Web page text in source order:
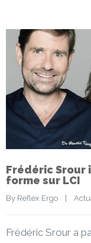
Frédéric Srour
forme sur LCI
By Reflex Ergo |
Frédéric Srour a